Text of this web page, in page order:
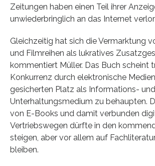
Zeitungen haben einen Teil ihrer
unwiederbringlich an das Internet
Gleichzeitig hat sich die Vermarktung
und Filmreihen als lukratives
kommentiert Müller. Das Buch scheint
Konkurrenz durch elektronische
gesicherten Platz als Informations- und
Unterhaltungsmedium zu behaupten.
von E-Books und damit verbunden
Vertriebswegen dürfte in den
steigen, aber vor allem auf
bleiben.